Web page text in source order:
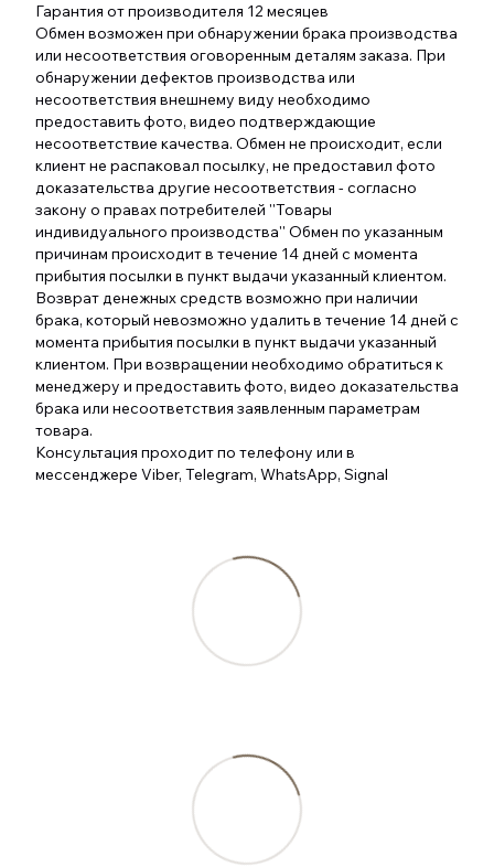
Гарантия от производителя 12 месяцев
Обмен возможен при обнаружении брака производства
или несоответствия оговоренным деталям заказа. При
обнаружении дефектов производства или
несоответствия внешнему виду необходимо
предоставить фото, видео подтверждающие
несоответствие качества. Обмен не происходит, если
клиент не распаковал посылку, не предоставил фото
доказательства другие несоответствия - согласно
закону о правах потребителей ''Товары
индивидуального производства'' Обмен по указанным
причинам происходит в течение 14 дней с момента
прибытия посылки в пункт выдачи указанный клиентом.
Возврат денежных средств возможно при наличии
брака, который невозможно удалить в течение 14 дней с
момента прибытия посылки в пункт выдачи указанный
клиентом. При возвращении необходимо обратиться к
менеджеру и предоставить фото, видео доказательства
брака или несоответствия заявленным параметрам
товара.
Консультация проходит по телефону или в
мессенджере Viber, Telegram, WhatsApp, Signal